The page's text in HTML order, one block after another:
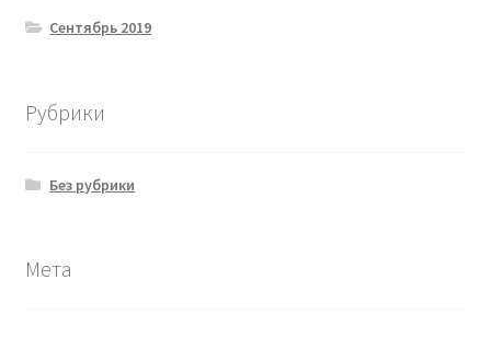
Сентябрь 2019
Рубрики
Без рубрики
Мета